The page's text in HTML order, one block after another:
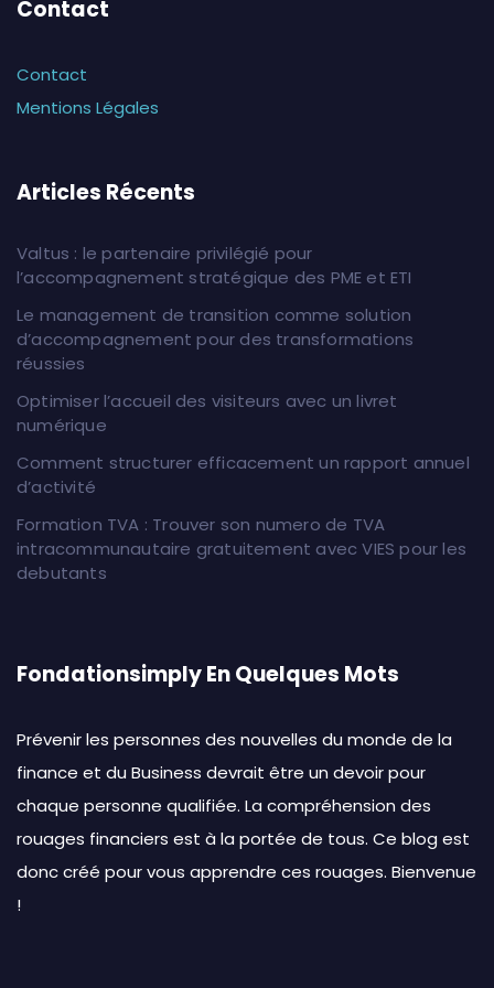
Contact
Contact
Mentions Légales
Articles Récents
Valtus : le partenaire privilégié pour
l’accompagnement stratégique des PME et ETI
Le management de transition comme solution
d’accompagnement pour des transformations
réussies
Optimiser l’accueil des visiteurs avec un livret
numérique
Comment structurer efficacement un rapport annuel
d’activité
Formation TVA : Trouver son numero de TVA
intracommunautaire gratuitement avec VIES pour les
debutants
Fondationsimply En Quelques Mots
Prévenir les personnes des nouvelles du monde de la
finance et du Business devrait être un devoir pour
chaque personne qualifiée. La compréhension des
rouages financiers est à la portée de tous. Ce blog est
donc créé pour vous apprendre ces rouages. Bienvenue
!